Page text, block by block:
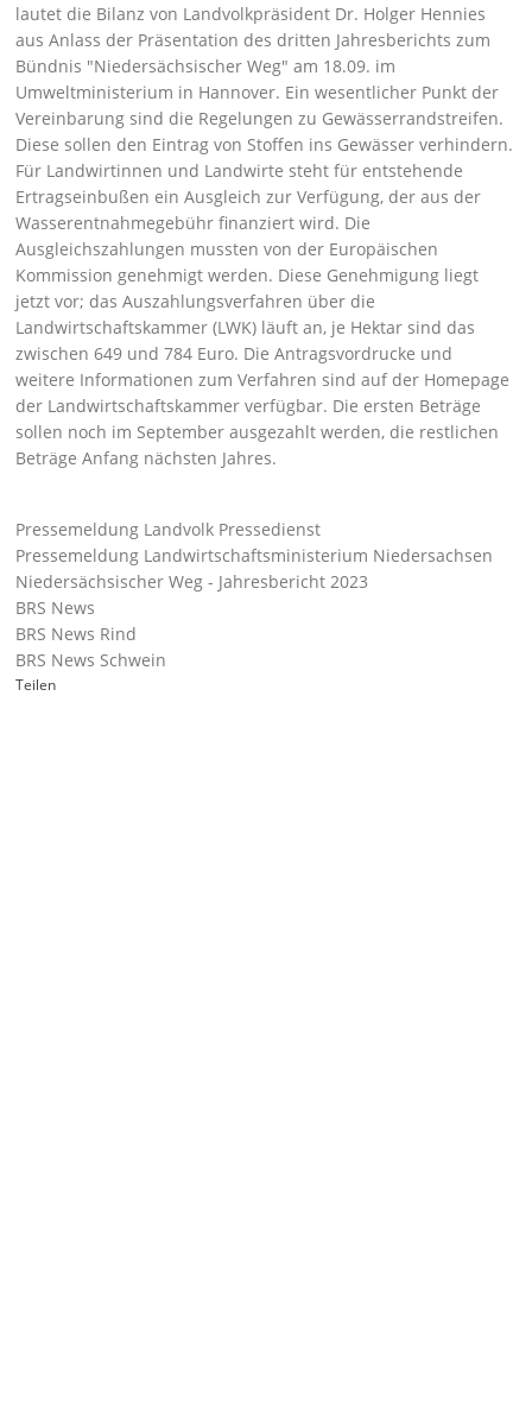
lautet die Bilanz von Landvolkpräsident Dr. Holger Hennies
aus Anlass der Präsentation des dritten Jahresberichts zum
Bündnis
Niedersächsischer Weg am 18.09. im
Umweltministerium in Hannover. Ein wesentlicher Punkt der
Vereinbarung sind die Regelungen zu Gewässerrandstreifen.
Diese sollen den Eintrag von Stoffen ins Gewässer verhindern.
Für Landwirtinnen und Landwirte steht für entstehende
Ertragseinbußen ein Ausgleich zur Verfügung, der aus der
Wasserentnahmegebühr finanziert wird. Die
Ausgleichszahlungen mussten von der Europäischen
Kommission genehmigt werden. Diese Genehmigung liegt
jetzt vor; das Auszahlungsverfahren über die
Landwirtschaftskammer (LWK) läuft an, je Hektar sind das
zwischen 649 und 784 Euro. Die Antragsvordrucke und
weitere Informationen zum Verfahren sind auf der Homepage
der Landwirtschaftskammer verfügbar. Die ersten Beträge
sollen noch im September ausgezahlt werden, die restlichen
Beträge Anfang nächsten Jahres.
Pressemeldung Landvolk Pressedienst
Pressemeldung Landwirtschaftsministerium Niedersachsen
Niedersächsischer Weg - Jahresbericht 2023
BRS News
BRS News Rind
BRS News Schwein
Teilen